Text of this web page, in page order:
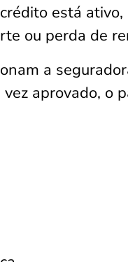
está ativo,
ou perda de
a
aprovado, o